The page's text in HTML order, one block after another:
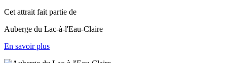
Cet attrait fait partie de
Auberge du Lac-à-l'Eau-Claire
En savoir plus